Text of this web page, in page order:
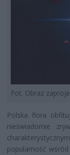
Fot. Obraz
Polska flora
nieświadomie
popularność